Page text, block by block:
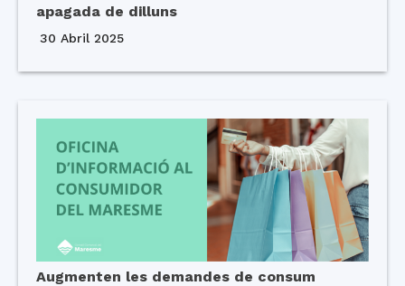
apagada de dilluns
30 Abril 2025
Augmenten les demandes de consum